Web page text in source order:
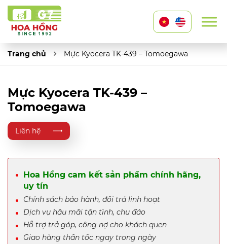
Trang chủ Mực Kyocera TK-439 – Tomoegawa
Mực Kyocera TK-439 –
Tomoegawa
Liên hệ
Hoa Hồng cam kết sản phẩm chính hãng,
uy tín
Chính sách bảo hành, đổi trả linh hoạt
Dịch vụ hậu mãi tận tình, chu đáo
Hỗ trợ trả góp, công nợ cho khách quen
Giao hàng thần tốc ngay trong ngày